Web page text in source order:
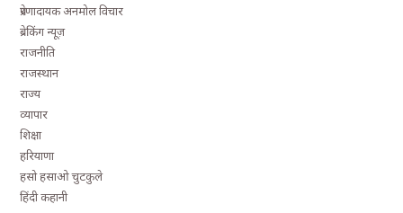
प्रेरणादायक अनमोल विचार
ब्रेकिंग न्यूज़
राजनीति
राजस्थान
राज्य
व्यापार
शिक्षा
हरियाणा
हसो हसाओ चुटकुले
हिंदी कहानी